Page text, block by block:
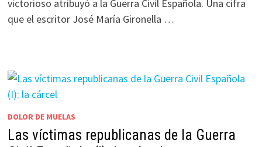
victorioso atribuyó a la Guerra Civil Española. Una cifra
que el escritor José María Gironella …
DOLOR DE MUELAS
Las víctimas republicanas de la Guerra